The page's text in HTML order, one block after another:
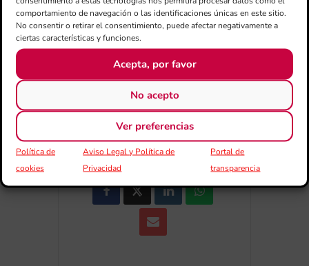
comportamiento de navegación o las identificaciones únicas en este sitio.
No consentir o retirar el consentimiento, puede afectar negativamente a
ciertas características y funciones.
Acepta, por favor
No acepto
Ver preferencias
Política de
cookies
Aviso Legal y Política de
Privacidad
Portal de
transparencia
+ exportación iCal / Outlook
COMPARTIR ESTE EVENTO